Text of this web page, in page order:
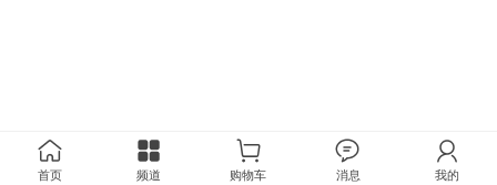
首页 频道 购物车 消息 我的